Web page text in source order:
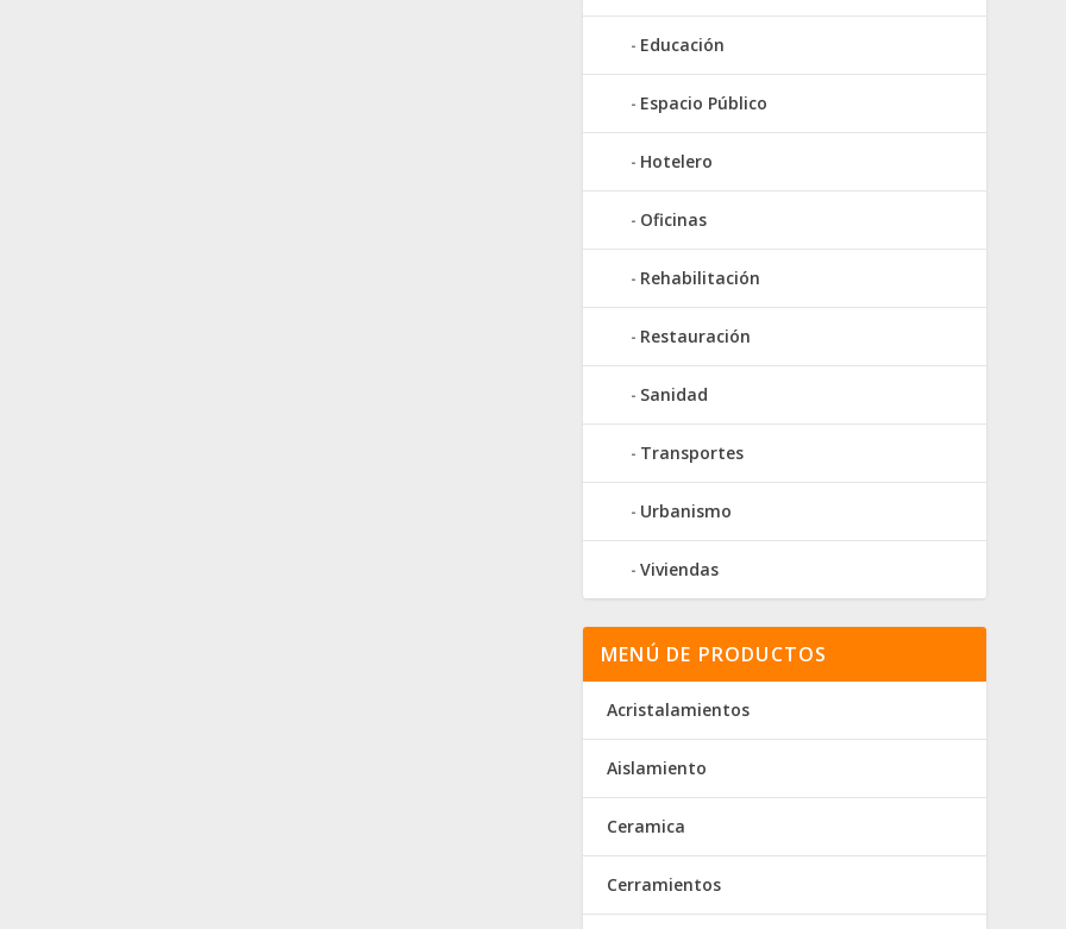
Educación
Espacio Público
Hotelero
Oficinas
Rehabilitación
Restauración
Sanidad
Transportes
Urbanismo
Viviendas
MENÚ DE PRODUCTOS
Acristalamientos
Aislamiento
Ceramica
Cerramientos